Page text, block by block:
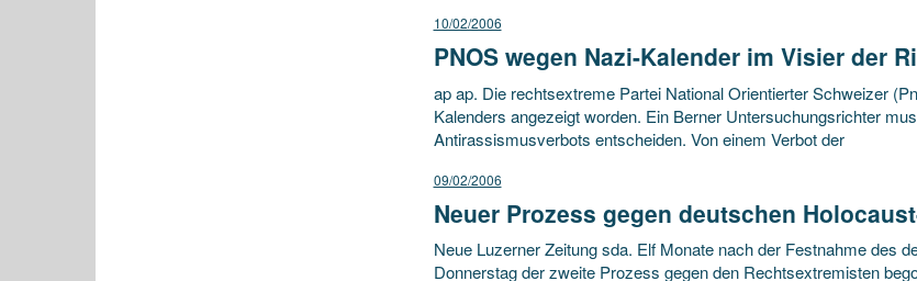
10/02/2006
PNOS wegen Nazi-Kalender im Visier der
ap ap. Die rechtsextreme Partei National Orientierter Schweizer
Kalenders angezeigt worden. Ein Berner Untersuchungsrichter
Antirassismusverbots entscheiden. Von einem Verbot der
09/02/2006
Neuer Prozess gegen deutschen
Neue Luzerner Zeitung sda. Elf Monate nach der Festnahme des
Donnerstag der zweite Prozess gegen den Rechtsextremisten